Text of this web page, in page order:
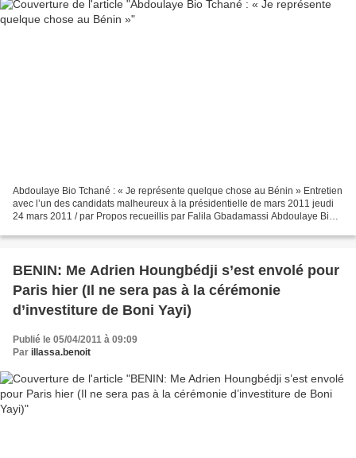
Abdoulaye Bio Tchané : « Je représente quelque chose au Bénin » Entretien
avec l’un des candidats malheureux à la présidentielle de mars 2011 jeudi
24 mars 2011 / par Propos recueillis par Falila Gbadamassi Abdoulaye Bio
BENIN: Me Adrien Houngbédji s’est envolé pour
Paris hier (Il ne sera pas à la cérémonie
d’investiture de Boni Yayi)
Publié le 05/04/2011 à 09:09
Par illassa.benoit